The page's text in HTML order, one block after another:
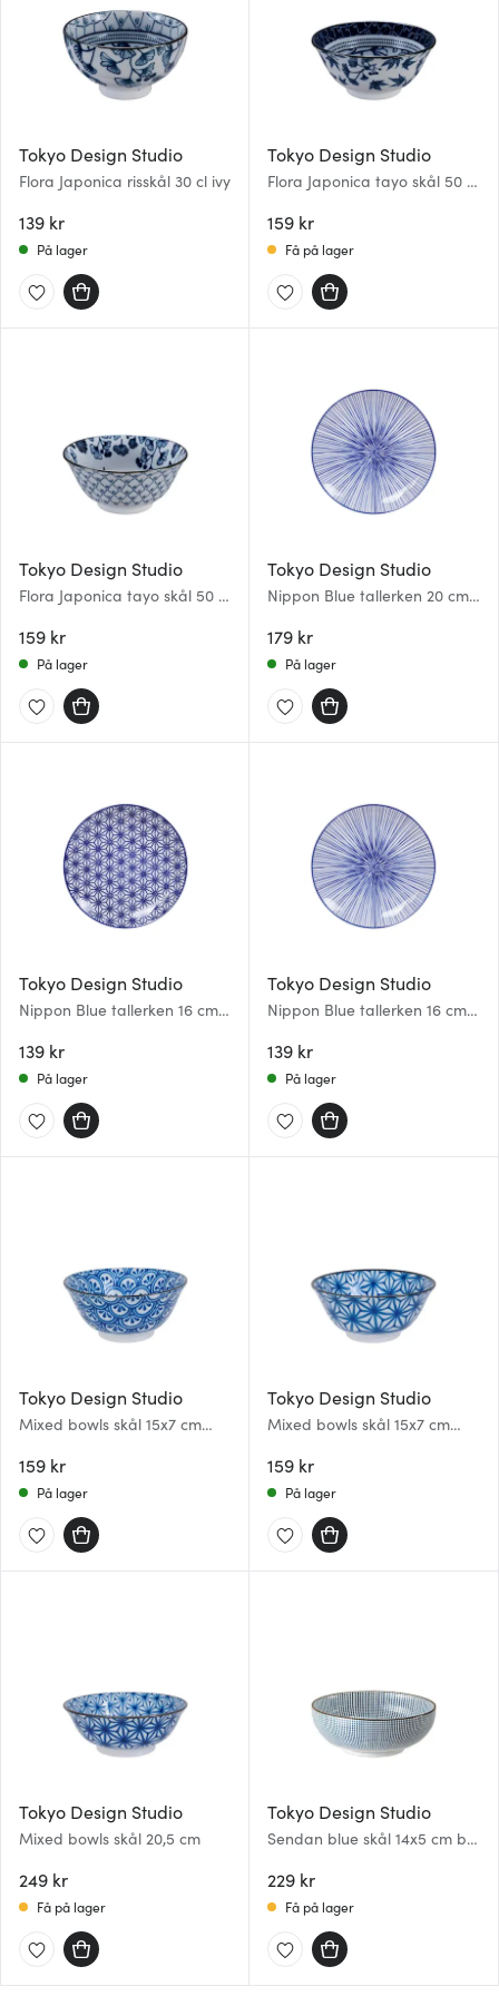
Tokyo Design Studio
Flora Japonica risskål 30 cl ivy
139 kr
På lager
Tokyo Design Studio
Flora Japonica tayo skål 50 cl
159 kr
Få på lager
Tokyo Design Studio
Flora Japonica tayo skål 50 cl
159 kr
På lager
Tokyo Design Studio
Nippon Blue tallerken 20 cm
179 kr
På lager
Tokyo Design Studio
Nippon Blue tallerken 16 cm
139 kr
På lager
Tokyo Design Studio
Nippon Blue tallerken 16 cm
139 kr
På lager
Tokyo Design Studio
Mixed bowls skål 15x7 cm
159 kr
På lager
Tokyo Design Studio
Mixed bowls skål 15x7 cm
159 kr
På lager
Tokyo Design Studio
Mixed bowls skål 20,5 cm
249 kr
Få på lager
Tokyo Design Studio
Sendan blue skål 14x5 cm blå
229 kr
Få på lager